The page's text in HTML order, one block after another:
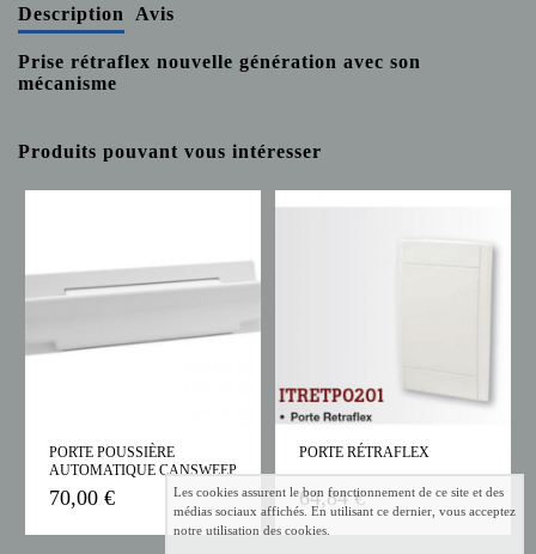
Description Avis
Prise rétraflex nouvelle génération avec son
mécanisme
Produits pouvant vous intéresser
PORTE POUSSIÈRE
AUTOMATIQUE CANSWEEP
70,00 €
PORTE RÉTRAFLEX
64,84 €
Les cookies assurent le bon fonctionnement de ce site et des
médias sociaux affichés. En utilisant ce dernier, vous acceptez
notre utilisation des cookies.